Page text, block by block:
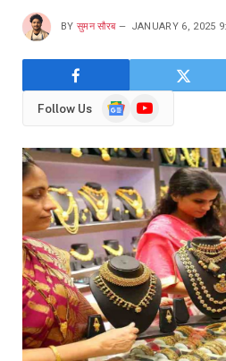
BY सुमन सौरब JANUARY 6, 2025
Follow Us
GoogleYouTube